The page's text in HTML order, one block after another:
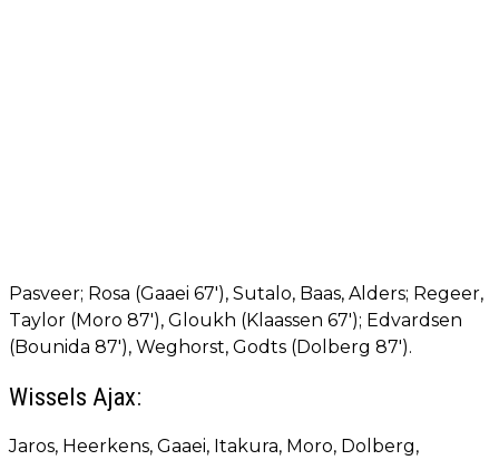
Pasveer; Rosa (Gaaei 67'), Sutalo, Baas, Alders; Regeer,
Taylor (Moro 87'), Gloukh (Klaassen 67'); Edvardsen
(Bounida 87'), Weghorst, Godts (Dolberg 87').
Wissels Ajax:
Jaros, Heerkens, Gaaei, Itakura, Moro, Dolberg,